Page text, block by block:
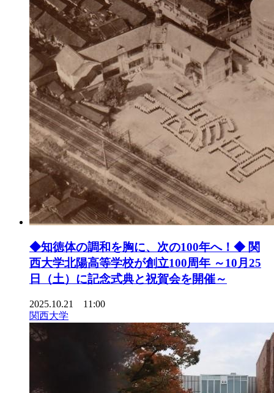
◆知徳体の調和を胸に、次の100年へ！◆ 関
西大学北陽高等学校が創立100周年 ～10月25
日（土）に記念式典と祝賀会を開催～
2025.10.21 11:00
関西大学